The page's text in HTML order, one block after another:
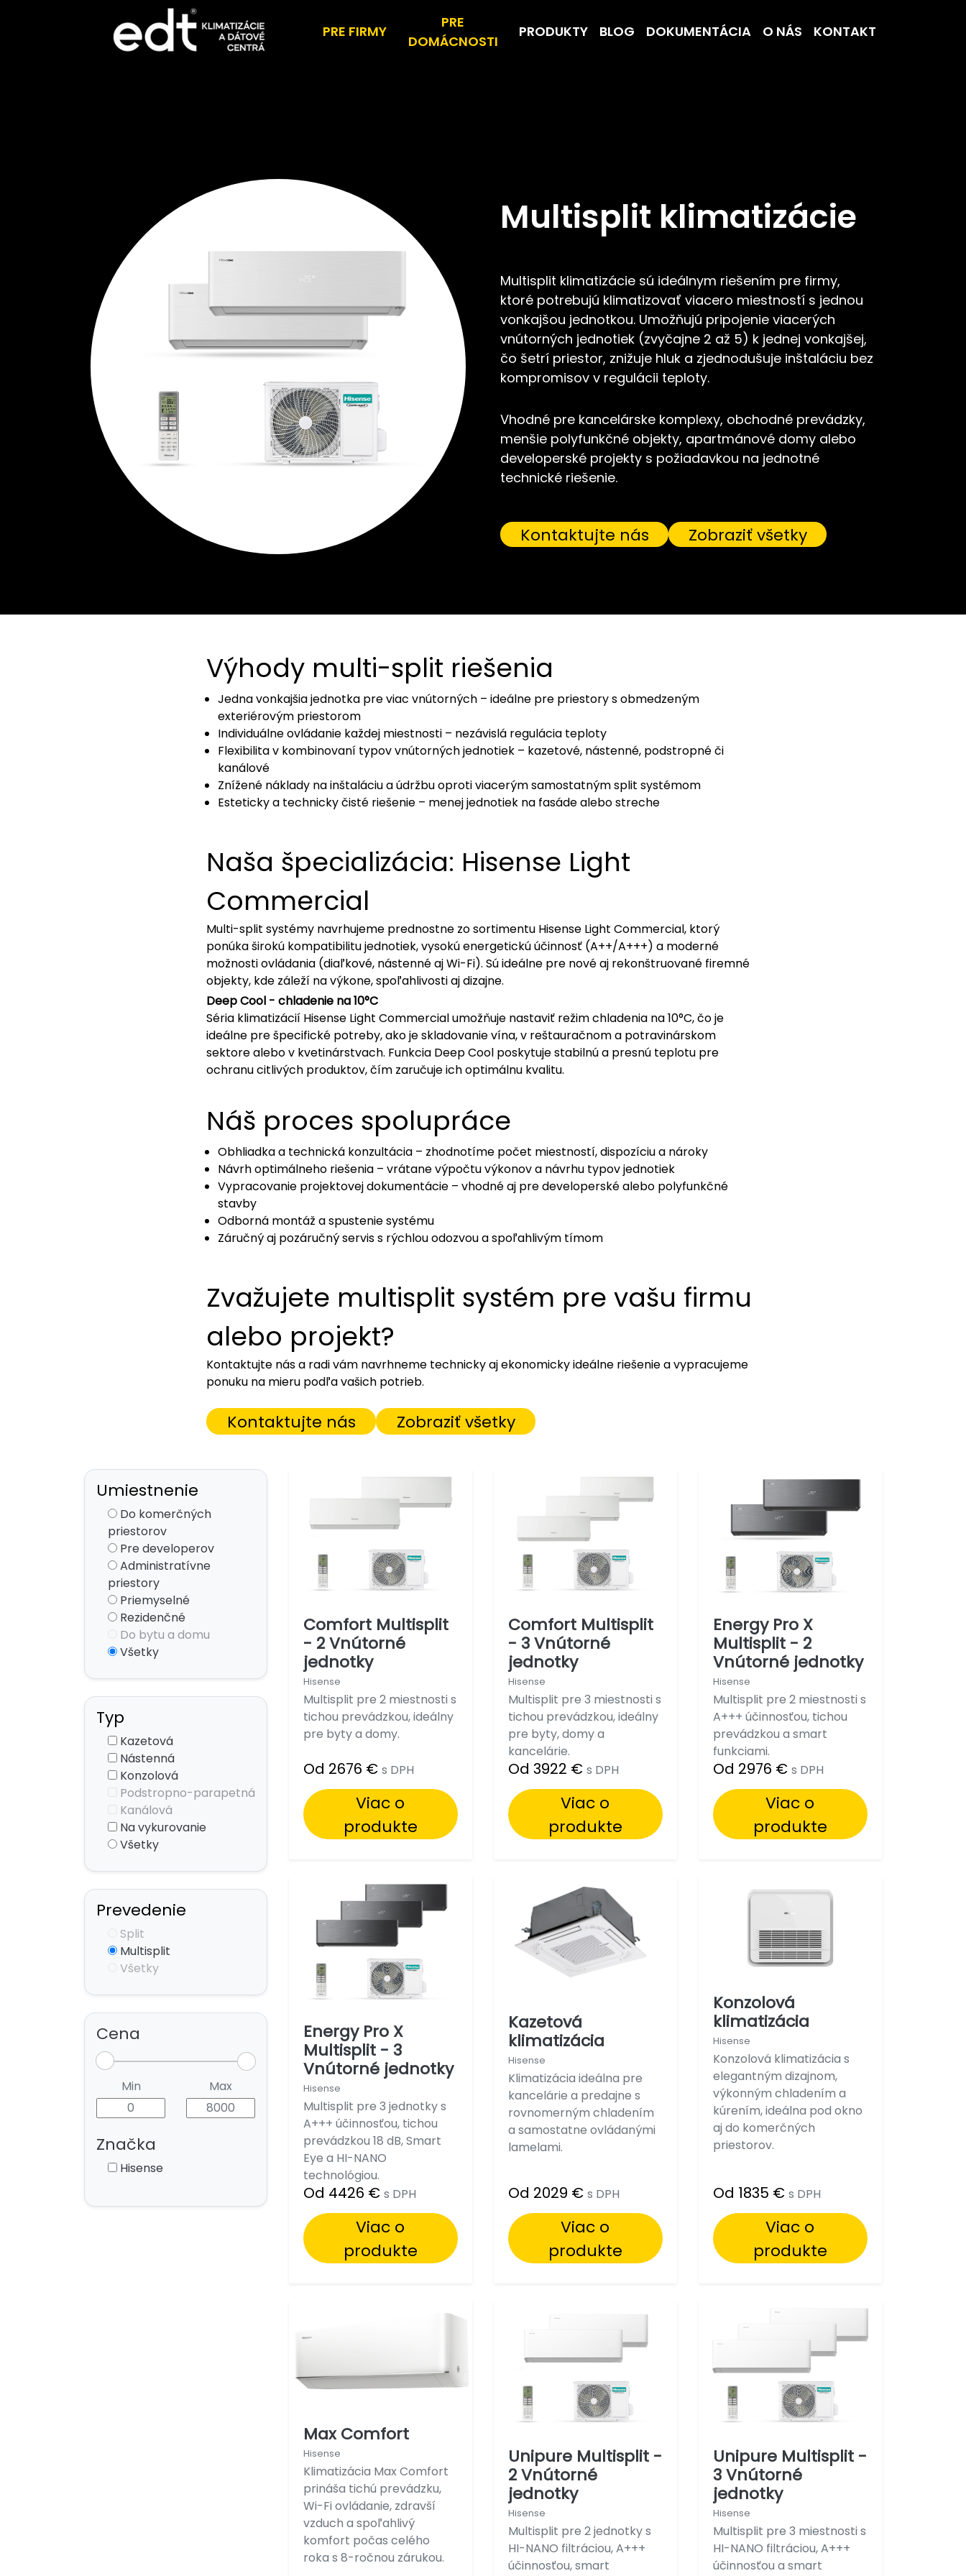
PRE FIRMY
PRE
DOMÁCNOSTI
PRODUKTY BLOG DOKUMENTÁCIA O NÁS KONTAKT
Multisplit klimatizácie
Multisplit klimatizácie sú ideálnym riešením pre firmy,
ktoré potrebujú klimatizovať viacero miestností s jednou
vonkajšou jednotkou. Umožňujú pripojenie viacerých
vnútorných jednotiek (zvyčajne 2 až 5) k jednej vonkajšej,
čo šetrí priestor, znižuje hluk a zjednodušuje inštaláciu bez
kompromisov v regulácii teploty.
Vhodné pre kancelárske komplexy, obchodné prevádzky,
menšie polyfunkčné objekty, apartmánové domy alebo
developerské projekty s požiadavkou na jednotné
technické riešenie.
Kontaktujte nás Zobraziť všetky
Výhody multi-split riešenia
Jedna vonkajšia jednotka pre viac vnútorných – ideálne pre priestory s obmedzeným
exteriérovým priestorom
Individuálne ovládanie každej miestnosti – nezávislá regulácia teploty
Flexibilita v kombinovaní typov vnútorných jednotiek – kazetové, nástenné, podstropné či
kanálové
Znížené náklady na inštaláciu a údržbu oproti viacerým samostatným split systémom
Esteticky a technicky čisté riešenie – menej jednotiek na fasáde alebo streche
Naša špecializácia: Hisense Light
Commercial
Multi-split systémy navrhujeme prednostne zo sortimentu Hisense Light Commercial, ktorý
ponúka širokú kompatibilitu jednotiek, vysokú energetickú účinnosť (A++/A+++) a moderné
možnosti ovládania (diaľkové, nástenné aj Wi-Fi). Sú ideálne pre nové aj rekonštruované firemné
objekty, kde záleží na výkone, spoľahlivosti aj dizajne.
Deep Cool - chladenie na 10°C
Séria klimatizácií Hisense Light Commercial umožňuje nastaviť režim chladenia na 10°C, čo je
ideálne pre špecifické potreby, ako je skladovanie vína, v reštauračnom a potravinárskom
sektore alebo v kvetinárstvach. Funkcia Deep Cool poskytuje stabilnú a presnú teplotu pre
ochranu citlivých produktov, čím zaručuje ich optimálnu kvalitu.
Náš proces spolupráce
Obhliadka a technická konzultácia – zhodnotíme počet miestností, dispozíciu a nároky
Návrh optimálneho riešenia – vrátane výpočtu výkonov a návrhu typov jednotiek
Vypracovanie projektovej dokumentácie – vhodné aj pre developerské alebo polyfunkčné
stavby
Odborná montáž a spustenie systému
Záručný aj pozáručný servis s rýchlou odozvou a spoľahlivým tímom
Zvažujete multisplit systém pre vašu firmu
alebo projekt?
Kontaktujte nás a radi vám navrhneme technicky aj ekonomicky ideálne riešenie a vypracujeme
ponuku na mieru podľa vašich potrieb.
Kontaktujte nás Zobraziť všetky
Umiestnenie
Do komerčných
priestorov
Pre developerov
Administratívne
priestory
Priemyselné
Rezidenčné
Do bytu a domu
Všetky
Typ
Kazetová
Nástenná
Konzolová
Podstropno-parapetná
Kanálová
Na vykurovanie
Všetky
Prevedenie
Split
Multisplit
Všetky
Cena
Min Max
Značka
Hisense
Comfort Multisplit
- 2 Vnútorné
jednotky
Hisense
Multisplit pre 2 miestnosti s
tichou prevádzkou, ideálny
pre byty a domy.
Od 2676 € s DPH
Viac o
produkte
Comfort Multisplit
- 3 Vnútorné
jednotky
Hisense
Multisplit pre 3 miestnosti s
tichou prevádzkou, ideálny
pre byty, domy a
kancelárie.
Od 3922 € s DPH
Viac o
produkte
Energy Pro X
Multisplit - 2
Vnútorné jednotky
Hisense
Multisplit pre 2 miestnosti s
A+++ účinnosťou, tichou
prevádzkou a smart
funkciami.
Od 2976 € s DPH
Viac o
produkte
Energy Pro X
Multisplit - 3
Vnútorné jednotky
Hisense
Multisplit pre 3 jednotky s
A+++ účinnosťou, tichou
prevádzkou 18 dB, Smart
Eye a HI-NANO
technológiou.
Od 4426 € s DPH
Viac o
produkte
Kazetová
klimatizácia
Hisense
Klimatizácia ideálna pre
kancelárie a predajne s
rovnomerným chladením
a samostatne ovládanými
lamelami.
Od 2029 € s DPH
Viac o
produkte
Konzolová
klimatizácia
Hisense
Konzolová klimatizácia s
elegantným dizajnom,
výkonným chladením a
kúrením, ideálna pod okno
aj do komerčných
priestorov.
Od 1835 € s DPH
Viac o
produkte
Max Comfort
Hisense
Klimatizácia Max Comfort
prináša tichú prevádzku,
Wi-Fi ovládanie, zdravší
vzduch a spoľahlivý
komfort počas celého
roka s 8-ročnou zárukou.
Unipure Multisplit -
2 Vnútorné
jednotky
Hisense
Multisplit pre 2 jednotky s
HI-NANO filtráciou, A+++
účinnosťou, smart
Unipure Multisplit -
3 Vnútorné
jednotky
Hisense
Multisplit pre 3 miestnosti s
HI-NANO filtráciou, A+++
účinnosťou a smart